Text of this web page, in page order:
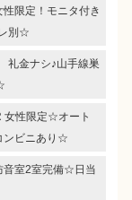
性限定！モニタ付き
レ別☆
礼金ナシ♪山手線巣
女性限定☆オート
ンビニあり☆
音室2室完備☆日当